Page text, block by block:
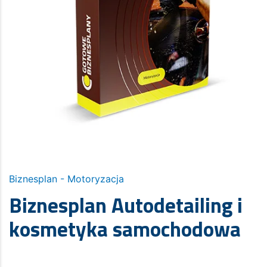
Biznesplan - Motoryzacja
Biznesplan Autodetailing i
kosmetyka samochodowa